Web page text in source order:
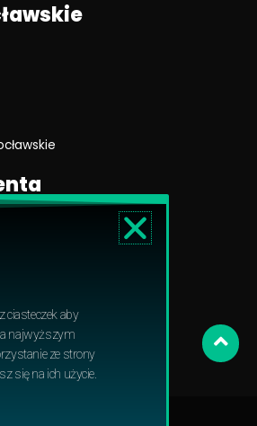
RODO
ciasteczek aby
najwyższym
ze strony
się na ich użycie.